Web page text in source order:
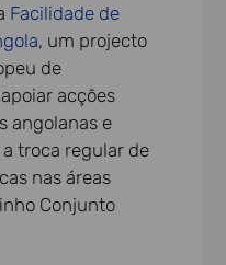
Facilidade de
, um projecto
de
acções
angolanas e
troca regular de
nas áreas
Conjunto